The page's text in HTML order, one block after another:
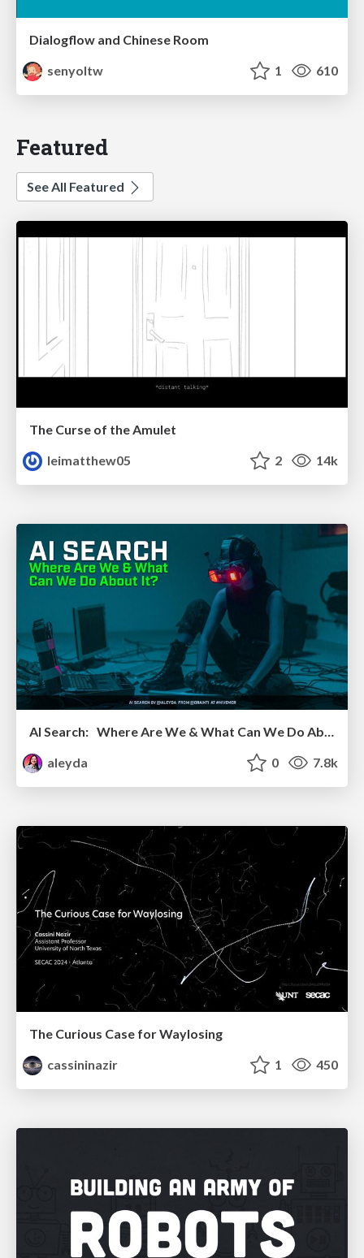
Dialogflow and Chinese Room
senyoltw
1 610
Featured
See All Featured
The Curse of the Amulet
leimatthew05
2 14k
AI Search: Where Are We & What Can We Do About It?
aleyda
0 7.8k
The Curious Case for Waylosing
cassininazir
1 450